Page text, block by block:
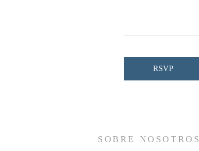
RSVP
SOBRE NOSOTROS